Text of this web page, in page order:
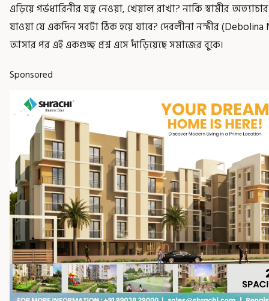
এড়িয়ে গর্ভধারিনীর যত্ন নেওয়া, খেয়াল রাখা? নাকি স্বামীর
যাওয়া যে একদিন সবটা ঠিক হয়ে যাবে? দেবলীনা নন্দীর
আসার পর এই একগুচ্ছ প্রশ্ন এসে দাঁড়িয়েছে সমাজের বুকে।
Sponsored